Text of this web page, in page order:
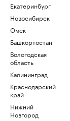
Екатеринбург
Новосибирск
Омск
Башкортостан
Вологодская
область
Калининград
Краснодарский
край
Нижний
Новгород